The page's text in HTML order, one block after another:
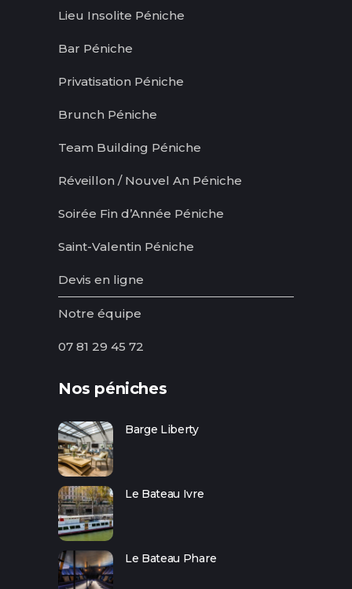
Lieu Insolite Péniche
Bar Péniche
Privatisation Péniche
Brunch Péniche
Team Building Péniche
Réveillon / Nouvel An Péniche
Soirée Fin d’Année Péniche
Saint-Valentin Péniche
Devis en ligne
Notre équipe
07 81 29 45 72
Nos péniches
Barge Liberty
Le Bateau Ivre
Le Bateau Phare